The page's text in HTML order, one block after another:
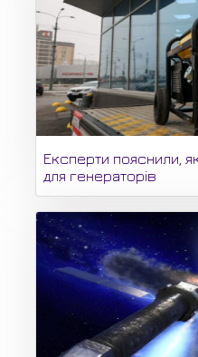
Експерти пояснили,
для генераторів